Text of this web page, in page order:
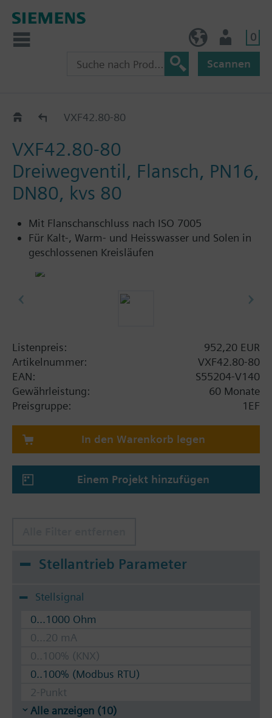
0
Scannen
VXF42..VXF42.80-80
VXF42.80-80
Dreiwegventil, Flansch, PN16,
DN80, kvs 80
Mit Flanschanschluss nach ISO 7005
Für Kalt-, Warm- und Heisswasser und Solen in
geschlossenen Kreisläufen
Listenpreis:
952,20 EUR
Artikelnummer:
VXF42.80-80
EAN:
S55204-V140
Gewährleistung:
60 Monate
Preisgruppe:
1EF
In den Warenkorb legen
Einem Projekt hinzufügen
Stellantrieb Parameter
Stellsignal
0...1000 Ohm
0...20 mA
0..100% (KNX)
0..100% (Modbus RTU)
2-Punkt
Alle anzeigen (10)